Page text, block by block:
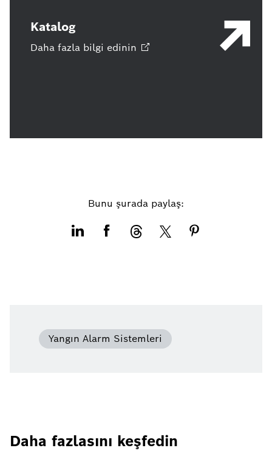
Katalog
Daha fazla bilgi edinin
Bunu şurada paylaş:
Yangın Alarm Sistemleri
Daha fazlasını keşfedin